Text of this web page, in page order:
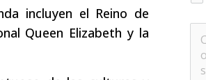
incluyen el Reino de
Queen Elizabeth y la